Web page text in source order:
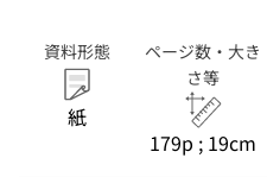
資料形態
紙
ページ数・大き
さ等
179p ; 19cm